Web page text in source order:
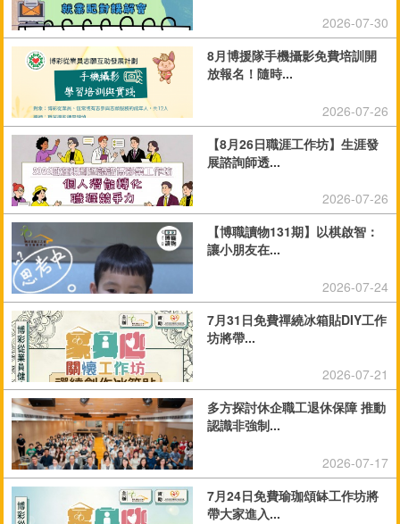
2026-07-30
8月博援隊手機攝影免費培訓開
放報名！隨時...
2026-07-26
【8月26日職涯工作坊】生涯發
展諮詢師透...
2026-07-26
【博職讀物131期】以棋啟智：
讓小朋友在...
2026-07-24
7月31日免費禪繞冰箱貼DIY工作
坊將帶...
2026-07-21
多方探討休企職工退休保障 推動
認識非強制...
2026-07-17
7月24日免費瑜珈頌缽工作坊將
帶大家進入...